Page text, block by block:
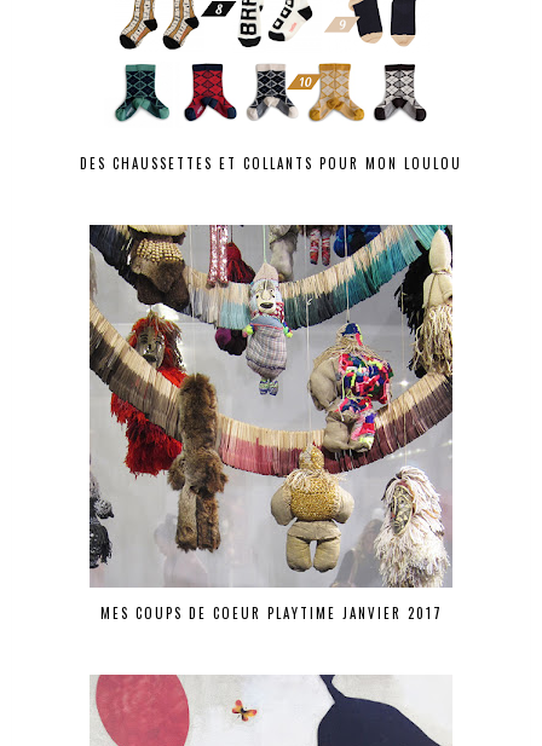
DES CHAUSSETTES ET COLLANTS POUR MON LOULOU
MES COUPS DE COEUR PLAYTIME JANVIER 2017